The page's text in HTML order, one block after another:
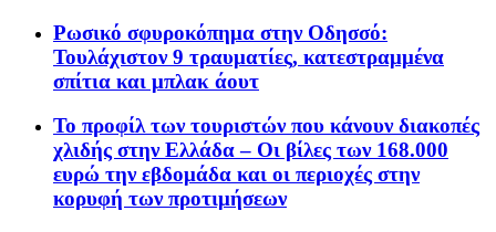
Ρωσικό σφυροκόπημα στην Οδησσό:
Τουλάχιστον 9 τραυματίες, κατεστραμμένα
σπίτια και μπλακ άουτ
Το προφίλ των τουριστών που κάνουν διακοπές
χλιδής στην Ελλάδα – Οι βίλες των 168.000
ευρώ την εβδομάδα και οι περιοχές στην
κορυφή των προτιμήσεων